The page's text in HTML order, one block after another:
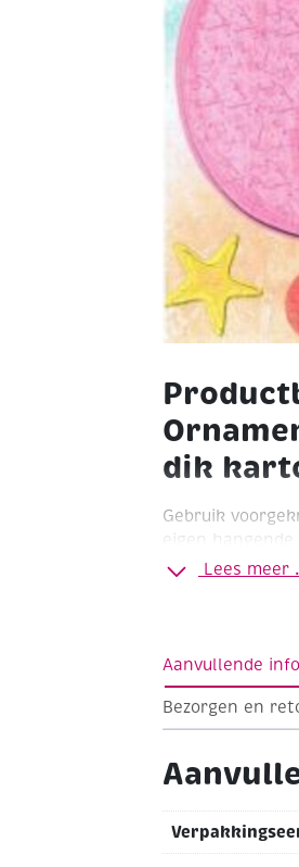
dik
Gebruik
eigen
elementen zijn
steentjes,
Lees meer
Aanvullende
Bezorgen en